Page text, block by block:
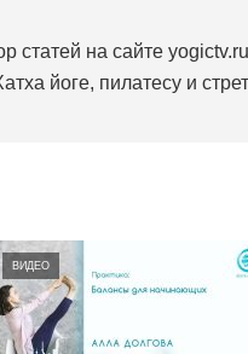
статей на сайте yogictv.ru
йоге, пилатесу и
ВИДЕО